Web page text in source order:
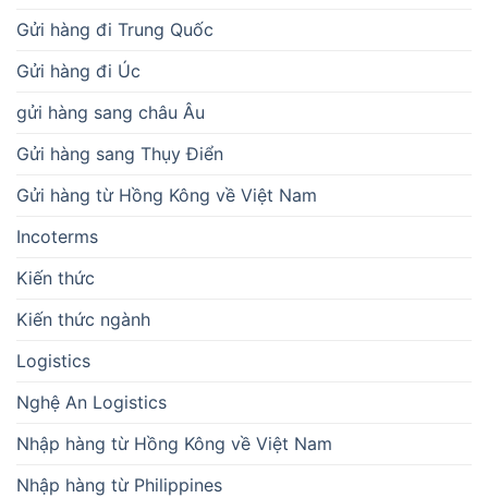
Gửi hàng đi Trung Quốc
Gửi hàng đi Úc
gửi hàng sang châu Âu
Gửi hàng sang Thụy Điển
Gửi hàng từ Hồng Kông về Việt Nam
Incoterms
Kiến thức
Kiến thức ngành
Logistics
Nghệ An Logistics
Nhập hàng từ Hồng Kông về Việt Nam
Nhập hàng từ Philippines